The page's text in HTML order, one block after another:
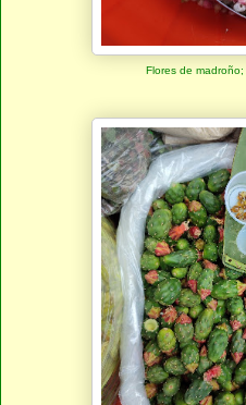
Flores de madroño;